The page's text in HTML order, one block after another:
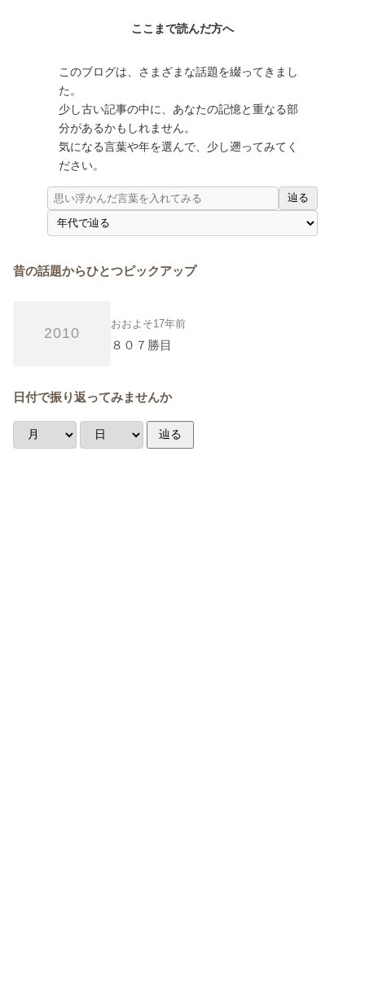
ここまで読んだ方へ
このブログは、さまざまな話題を綴ってきまし
た。
少し古い記事の中に、あなたの記憶と重なる部
分があるかもしれません。
気になる言葉や年を選んで、少し遡ってみてく
ださい。
辿る
昔の話題からひとつピックアップ
2010
おおよそ17年前
８０７勝目
日付で振り返ってみませんか
辿る